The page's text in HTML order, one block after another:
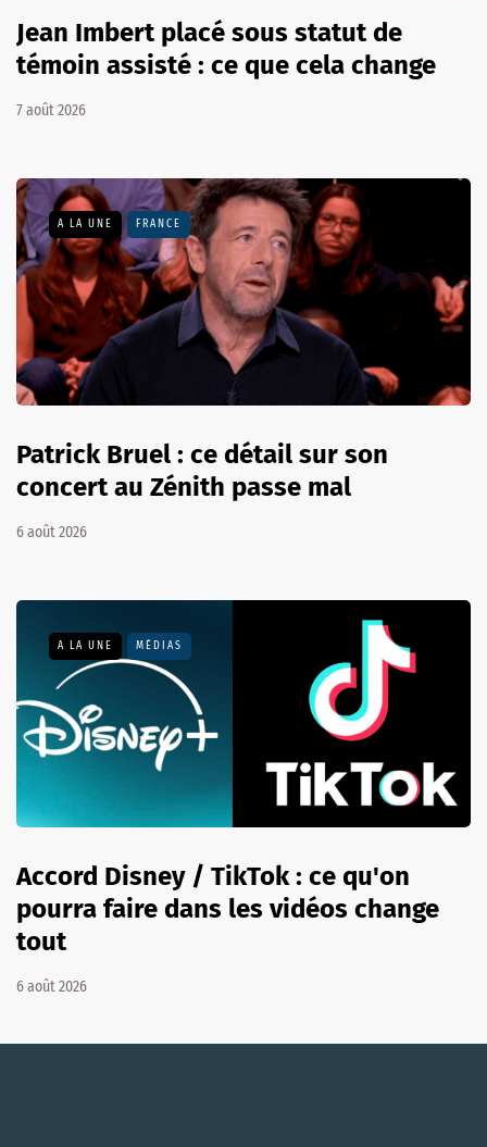
Jean Imbert placé sous statut de
témoin assisté : ce que cela change
7 août 2026
A LA UNE FRANCE
Patrick Bruel : ce détail sur son
concert au Zénith passe mal
6 août 2026
A LA UNE MÉDIAS
Accord Disney / TikTok : ce qu'on
pourra faire dans les vidéos change
tout
6 août 2026